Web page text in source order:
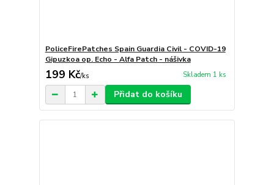
PoliceFirePatches Spain Guardia Civil - COVID-19
Gipuzkoa op. Echo - Alfa Patch - nášivka
199 Kč/ks Skladem 1 ks
Přidat do košíku